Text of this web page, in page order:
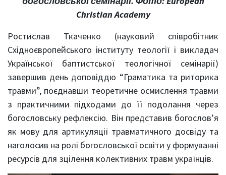
Christian Academy
Ростислав Ткаченко (науковий співробітник
Східноєвропейського інституту теології і викладач
Української баптистської теологічної семінарії)
завершив день доповіддю “Граматика та риторика
травми”, поєднавши теоретичне осмислення травми
з практичними підходами до її подолання через
богословську рефлексію. Він представив богослов’я
як мову для артикуляції травматичного досвіду та
наголосив на ролі богословської освіти у формуванні
ресурсів для зцілення колективних травм українців.